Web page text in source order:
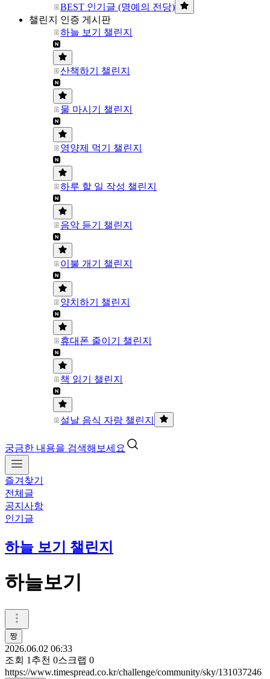
BEST 인기글 (명예의 전당)
챌린지 인증 게시판
하늘 보기 챌린지
산책하기 챌린지
물 마시기 챌린지
영양제 먹기 챌린지
하루 할 일 작성 챌린지
음악 듣기 챌린지
이불 개기 챌린지
양치하기 챌린지
휴대폰 줄이기 챌린지
책 읽기 챌린지
설날 음식 자랑 챌린지
궁금한 내용을 검색해보세요
즐겨찾기
전체글
공지사항
인기글
하늘 보기 챌린지
하늘보기
짱
2026.06.02 06:33
조회 1 추천 0스크랩 0
https://www.timespread.co.kr/challenge/community/sky/131037246